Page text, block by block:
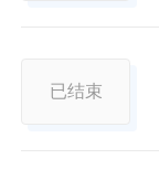
已结束